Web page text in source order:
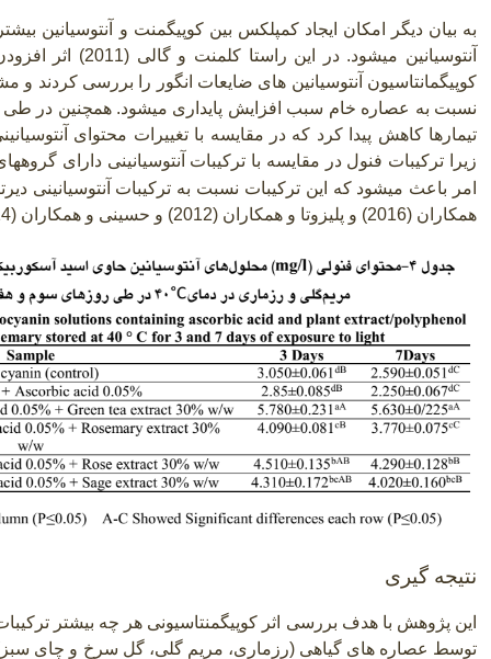
به بیان دیگر امکان ایجاد کمپلکس بین کوپیگمنت و آنتوسیانین
آنتوسیانین میشود. در این راستا کلمنت و گالی (2011) اثر
کوپیگمانتاسیون آنتوسیانین های ضایعات انگور را بررسی کردند و
نسبت به عصاره خام سبب افزایش پایداری میشود. همچنین در
تیمارها کاهش پیدا کرد که در مقایسه با تغییرات محتوای
زیرا ترکیبات فنول در مقایسه با ترکیبات آنتوسیانینی دارای
امر باعث میشود که این ترکیبات نسبت به ترکیبات آنتوسیانینی
همکاران (2016) و پلیزوتا و همکاران (2012) و حسینی و همکاران (2014) مطابقت داشت
نتیجه گیری
این پژوهش با هدف بررسی اثر کوپیگمنتاسیونی هر چه بیشتر
توسط عصاره های گیاهی (رزماری، مریم گلی، گل سرخ و چای سبز)